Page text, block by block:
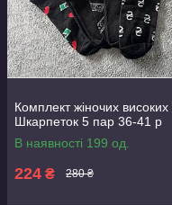
Комплект жіночих високих
Шкарпеток 5 пар 36-41 р
В наявності 199 од.
224 ₴ 280 ₴